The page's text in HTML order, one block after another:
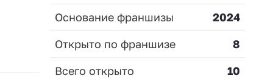
Основание франшизы
2024
Открыто по франшизе
8
Всего открыто
10